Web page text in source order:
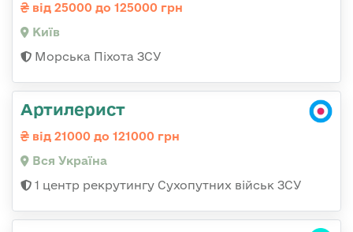
від 25000 до 125000 грн
Київ
Морська Піхота ЗСУ
Артилерист
від 21000 до 121000 грн
Вся Україна
1 центр рекрутингу Сухопутних військ ЗСУ